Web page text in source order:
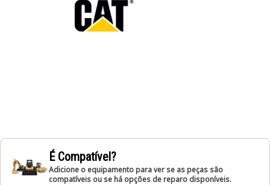
É Compatível?
Adicione o equipamento para ver se as peças são
compatíveis ou se há opções de reparo disponíveis.